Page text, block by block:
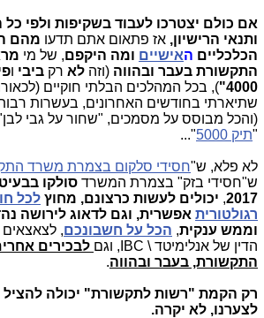
אם כולם יצטרכו לעבוד בשקיפות ולפי
ותנאי הרישיון, אז פתאום אתם תדעו מהם
הכלכליים האישיים ומה היקפם, של מי
התקשורת בעבר ובהווה (וזה לא רק ביבי ו
4000" ), בכל המהלכים הבלתי חוקיים
שתיארתי בחודשים האחרונים, בעשרות
(והכל מבוסס על מסמכים, "שחור על גבי
"תיק 5000 "...
לא פלא, ש"חסידי סלקום בצמרת משרד
ש"חסידי בזק" בצמרת המשרד סולקו
2017
, יכולים לעשות כרצונם, מחוץ לכל
רגולטורית אפשרית, וגם לדאוג לירושה
וממש ענקית, הכל על חשבונכם, לצאצאים
הדין של אנלימיטד \ IBC, וגם
לבכירים
התקשורת, בעבר ובהווה.
רק הקמת "רשות לתקשורת" יכולה
לצערנו, לא יקרה.